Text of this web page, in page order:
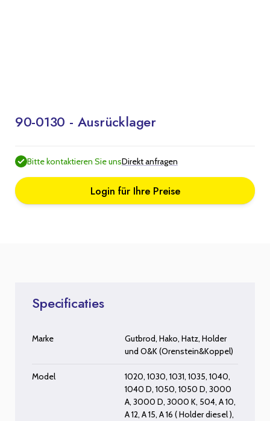
90-0130 - Ausrücklager
Bitte kontaktieren Sie unsDirekt anfragen
Login für Ihre Preise
Specificaties
Marke Gutbrod,Hako,Hatz,Holder
undO&K (Orenstein&Koppel)
Model 1020,1030,1031,1035,1040,
1040 D,1050,1050 D,3000
A,3000 D,3000 K, 504,A 10,
A 12,A 15,A 16 ( Holder diesel ),